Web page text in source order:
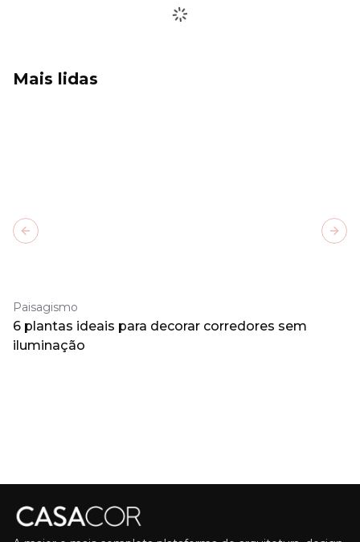
Mais lidas
Paisagismo
6 plantas ideais para decorar corredores sem
iluminação
Previous slide